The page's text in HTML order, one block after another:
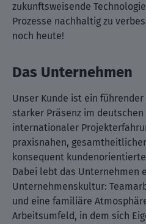
zukunftsweisende
Prozesse nachhaltig zu
noch heute!
Das Unternehmen
Unser Kunde ist ein
starker Präsenz im
internationaler
praxisnahen,
konsequent
Dabei lebt das Unternehmen
Unternehmenskultur:
und eine familiäre
Arbeitsumfeld, in dem sich